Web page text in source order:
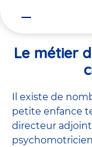
Le métier
Il existe de
petite enfance
directeur adjoint
psychomotricien